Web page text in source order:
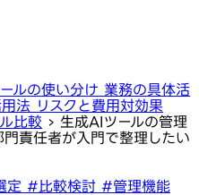
ルの使い分け 業務の具体活
法 リスクと費用対効果
比較 › 生成AIツールの管理
責任者が入門で整理したい
定 #比較検討 #管理機能